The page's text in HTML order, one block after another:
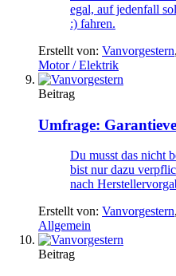
egal, auf jedenfall
:) fahren.
Erstellt von: Vanvorgestern,
Motor / Elektrik
Beitrag
Umfrage:
Du musst das nicht
bist nur dazu
nach
Erstellt von: Vanvorgestern,
Allgemein
Beitrag